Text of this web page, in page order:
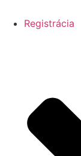
Registrácia